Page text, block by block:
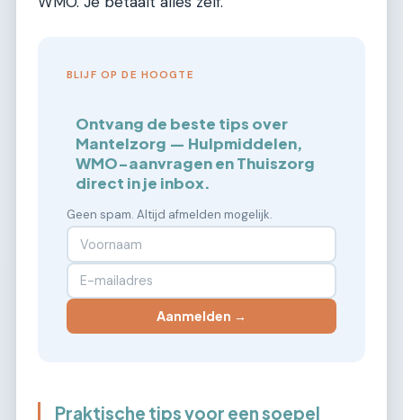
BLIJF OP DE HOOGTE
Ontvang de beste tips over
Mantelzorg — Hulpmiddelen,
WMO-aanvragen en Thuiszorg
direct in je inbox.
Geen spam. Altijd afmelden mogelijk.
Aanmelden →
Praktische tips voor een soepel